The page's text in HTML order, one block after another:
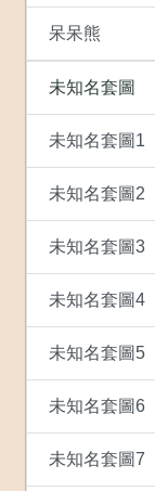
呆呆熊
未知名套圖
未知名套圖1
未知名套圖2
未知名套圖3
未知名套圖4
未知名套圖5
未知名套圖6
未知名套圖7